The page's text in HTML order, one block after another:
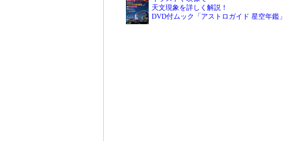
天文現象を詳しく解説！
DVD付ムック「アストロガイド 星空年鑑」